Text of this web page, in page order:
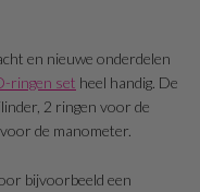
en nieuwe onderdelen
ringen set heel handig. De
2 ringen voor de
de manometer.
bijvoorbeeld een